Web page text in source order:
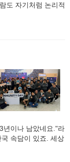
도 자기처럼 논리적
년이나 남았네요."라
속담이 있죠. 세상